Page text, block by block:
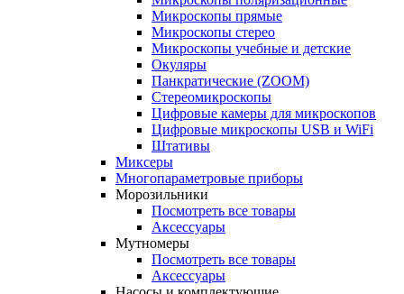
Микроскопы прямые
Микроскопы стерео
Микроскопы учебные и детские
Окуляры
Панкратические (ZOOM)
Стереомикроскопы
Цифровые камеры для микроскопов
Цифровые микроскопы USB и WiFi
Штативы
Миксеры
Многопараметровые приборы
Морозильники
Посмотреть все товары
Аксессуары
Мутномеры
Посмотреть все товары
Аксессуары